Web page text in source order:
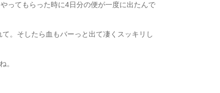
ってもらった時に4日分の便が一度に出たんで
。そしたら血もバーっと出て凄くスッキリし
。